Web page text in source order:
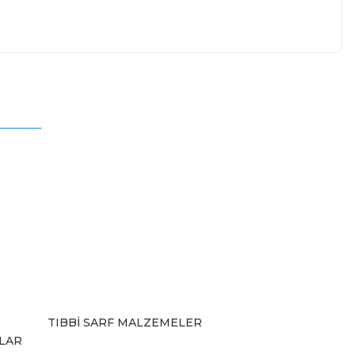
TIBBİ SARF MALZEMELER